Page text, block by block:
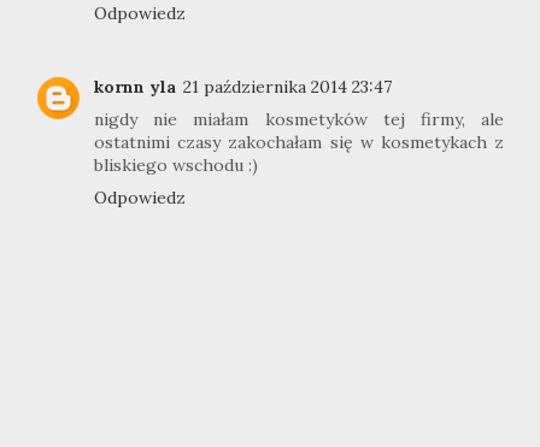
Odpowiedz
kornn yla 21 października 2014 23:47
nigdy nie miałam kosmetyków tej firmy, ale
ostatnimi czasy zakochałam się w kosmetykach z
bliskiego wschodu :)
Odpowiedz